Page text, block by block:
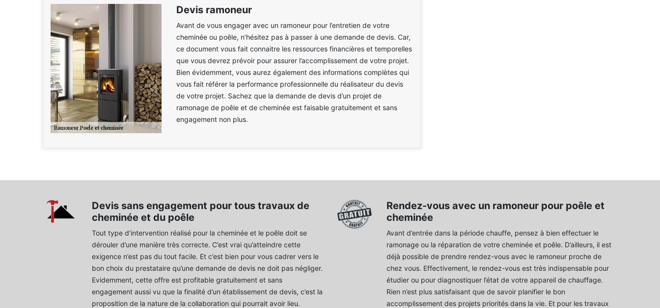
Devis ramoneur
Avant de vous engager avec un ramoneur pour l’entretien de votre
cheminée ou poêle, n’hésitez pas à passer à une demande de devis. Car,
ce document vous fait connaitre les ressources financières et temporelles
que vous devrez prévoir pour assurer l’accomplissement de votre projet.
Bien évidemment, vous aurez également des informations complètes qui
vous fait référer la performance professionnelle du réalisateur du devis
de votre projet. Sachez que la demande de devis d’un projet de
ramonage de poêle et de cheminée est faisable gratuitement et sans
engagement non plus.
Devis sans engagement pour tous travaux de
cheminée et du poêle
Tout type d’intervention réalisé pour la cheminée et le poêle doit se
dérouler d’une manière très correcte. C’est vrai qu’atteindre cette
exigence n’est pas du tout facile. Et c’est bien pour vous cadrer vers le
bon choix du prestataire qu’une demande de devis ne doit pas négliger.
Evidemment, cette offre est profitable gratuitement et sans
engagement aussi vu que la finalité d’un établissement de devis, c’est la
proposition de la nature de la collaboration qui pourrait avoir lieu.
Rendez-vous avec un ramoneur pour poêle et
cheminée
Avant d’entrée dans la période chauffe, pensez à bien effectuer le
ramonage ou la réparation de votre cheminée et poêle. D’ailleurs, il est
déjà possible de prendre rendez-vous avec le ramoneur proche de
chez vous. Effectivement, le rendez-vous est très indispensable pour
étudier ou pour diagnostiquer l’état de votre appareil de chauffage.
Rien n’est plus satisfaisant que de savoir planifier le bon
accomplissement des projets priorités dans la vie. Et pour les travaux